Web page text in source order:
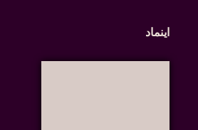
اینماد